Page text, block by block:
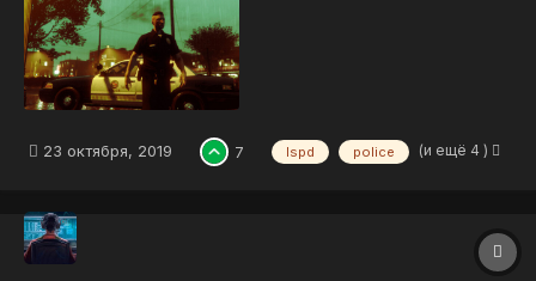
23 октября, 2019 7 lspd police (и ещё 4 )